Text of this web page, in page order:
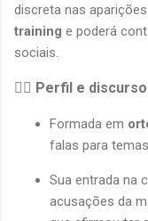
discreta nas
training e poderá
sociais.
👩‍⚕️ Perfil e discurso
Formada em
falas para
Sua entrada na
acusações da